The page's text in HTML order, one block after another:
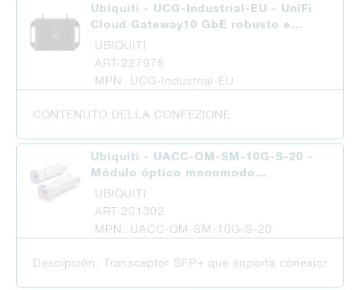
Ubiquiti - UCG-Industrial-EU - UniFi
Cloud Gateway10 GbE robusto e…
UBIQUITI
ART-227978
MPN: UCG-Industrial-EU
CONTENUTO DELLA CONFEZIONE
Ubiquiti - UACC-OM-SM-10G-S-20 -
Módulo óptico monomodo…
UBIQUITI
ART-201302
MPN: UACC-OM-SM-10G-S-20
Descipción: Transceptor SFP+ que soporta conexiones